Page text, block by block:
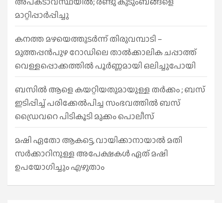
മാറ്റിപ്പാർപ്പിച്ചു
കനത്ത മഴയെത്തുടർന്ന് തിരുവമ്പാടി –
മുത്തപ്പൻപുഴ റോഡിലെ താൽക്കാലിക ചപ്പാത്ത്
വെള്ളപ്പൊക്കത്തിൽ പൂർണ്ണമായി ഒലിച്ചുപോയി
ബസിൽ ആളെ കയറ്റിയതുമായുള്ള തർക്കം ; ബസ്
ഇടിപ്പിച്ച് പരിക്കേൽപിച്ച സംഭവത്തിൽ ബസ്
ഡ്രൈവറെ പിടികൂടി മുക്കം പൊലീസ്
മഷി ഏതോ ആകട്ടെ, വായിക്കാനായാൽ മതി​
സർക്കാറിനുള്ള അപേക്ഷകൾ ഏത് മഷി
ഉപയോഗിച്ചും എഴുതാം